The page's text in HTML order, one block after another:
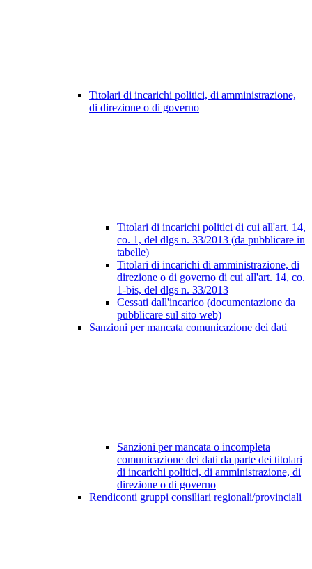
Titolari di incarichi politici, di amministrazione,
di direzione o di governo
Titolari di incarichi politici di cui all'art. 14,
co. 1, del dlgs n. 33/2013 (da pubblicare in
tabelle)
Titolari di incarichi di amministrazione, di
direzione o di governo di cui all'art. 14, co.
1-bis, del dlgs n. 33/2013
Cessati dall'incarico (documentazione da
pubblicare sul sito web)
Sanzioni per mancata comunicazione dei dati
Sanzioni per mancata o incompleta
comunicazione dei dati da parte dei titolari
di incarichi politici, di amministrazione, di
direzione o di governo
Rendiconti gruppi consiliari regionali/provinciali